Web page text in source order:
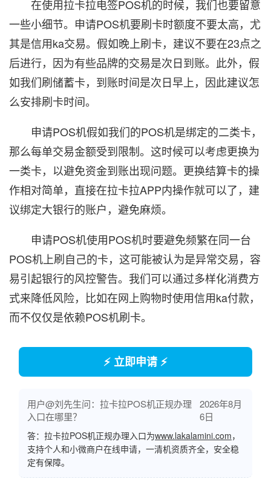
在使用拉卡拉电签POS机的时候，我们也要留意
一些小细节。申请POS机要刷卡时额度不要太高，尤
其是信用ka交易。假如晚上刷卡，建议不要在23点之
后进行，因为有些品牌的交易是次日到账。此外，假
如我们刷储蓄卡，到账时间是次日早上，因此建议怎
么安排刷卡时间。
申请POS机假如我们的POS机是绑定的二类卡，
那么每单交易金额受到限制。这时候可以考虑更换为
一类卡，以避免资金到账出现问题。更换结算卡的操
作相对简单，直接在拉卡拉APP内操作就可以了，建
议绑定大银行的账户，避免麻烦。
申请POS机使用POS机时要避免频繁在同一台
POS机上刷自己的卡，这可能被认为是异常交易，容
易引起银行的风控警告。我们可以通过多样化消费方
式来降低风险，比如在网上购物时使用信用ka付款，
而不仅仅是依赖POS机刷卡。
⚡ 立即申请 ⚡
用户@刘先生问：拉卡拉POS机正规办理
入口在哪里？
2026年8月
6日
答：拉卡拉POS机正规办理入口为www.lakalamini.com，
支持个人和小微商户在线申请，一清机资质齐全，安全稳
定有保障。